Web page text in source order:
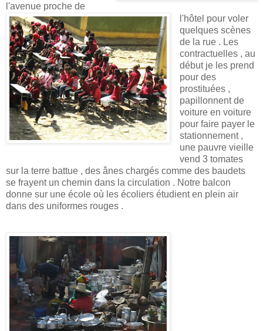
l'avenue proche de
l'hôtel pour voler
quelques scènes
de la rue . Les
contractuelles , au
début je les prend
pour des
prostituées ,
papillonnent de
voiture en voiture
pour faire payer le
stationnement ,
une pauvre vieille
vend 3 tomates
sur la terre battue , des ânes chargés comme des baudets
se frayent un chemin dans la circulation . Notre balcon
donne sur une école où les écoliers étudient en plein air
dans des uniformes rouges .